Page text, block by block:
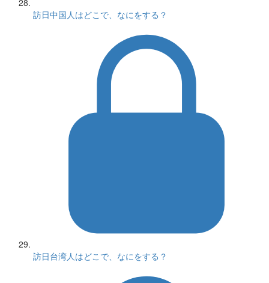
訪日中国人はどこで、なにをする？
訪日台湾人はどこで、なにをする？